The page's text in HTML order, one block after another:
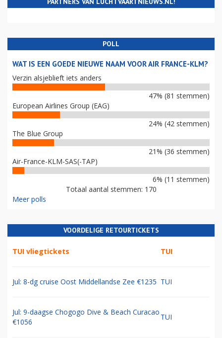
POLL
WAT IS EEN GOEDE NIEUWE NAAM VOOR AIR FRANCE-KLM?
Verzin alsjeblieft iets anders
47% (81 stemmen)
European Airlines Group (EAG)
24% (42 stemmen)
The Blue Group
21% (36 stemmen)
Air-France-KLM-SAS(-TAP)
6% (11 stemmen)
Totaal aantal stemmen: 170
Meer polls
VOORDELIGE RETOURTICKETS
TUI vliegtickets TUI
Jul: 8-dg cruise Oost Middellandse Zee €1235 TUI
Jul: 9-daagse Chogogo Dive & Beach Curacao
€1056
TUI